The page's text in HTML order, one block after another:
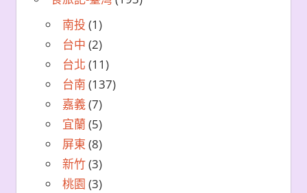
南投 (1)
台中 (2)
台北 (11)
台南 (137)
嘉義(7)
宜蘭 (5)
屏東 (8)
新竹(3)
桃園 (3)